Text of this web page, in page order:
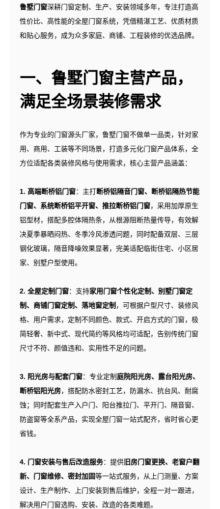
鲁墅门窗深耕门窗定制、生产、安装领域多年，专注打造高
性价比、高性能的全屋门窗系统，凭借精湛工艺、优质材质
和贴心服务，成为众多家庭、商铺、工程装修的优选品牌。
一、鲁墅门窗主营产品，
满足全场景装修需求
作为专业的门窗源头厂家，鲁墅门窗不做单一品类，针对家
用、商用、工装等不同场景，打造多元化门窗产品体系，全
方位适配各类装修风格与使用需求，核心主营产品涵盖：
1. 高端断桥铝门窗：主打断桥铝隔音门窗、断桥铝隔热节能
门窗、系统断桥铝平开窗、推拉断桥铝门窗，采用加厚原生
铝型材，搭配多腔体隔热条，从根源阻断热量传导，有效解
决夏季暴晒闷热、冬季冷风渗透问题，同时配备双层、三层
钢化玻璃，隔音降噪效果显著，完美适配临街住宅、小区居
家、别墅户型使用。
2. 全屋定制门窗：支持家用门窗个性化定制、别墅门窗定
制、商铺门窗定制、落地窗定制 ，可根据户型尺寸、装修风
格、用户需求，定制不同颜色、款式、开启方式的门窗，极
简轻奢、新中式、现代简约等风格均可适配，告别传统门窗
尺寸不符、颜值违和、实用性不足的问题。
3. 阳光房与配套门窗：专业定制 庭院阳光房、露台阳光房、
断桥铝阳光房，搭配防水密封工艺，防漏水、抗台风、耐腐
蚀；同时配套生产入户门、阳台推拉门、平开门、隔音窗、
防盗窗等全系产品，实现全屋门窗一站式配齐，省时省心更
省钱。
4. 门窗安装与售后改造服务：提供 旧房门窗更换、老窗户翻
新、门窗维修、密封加固等一站式服务，从上门测量、方案
设计、生产制作、上门安装到售后维护，全程一对一跟进，
解决用户门窗选购、安装、改造的各类难题。